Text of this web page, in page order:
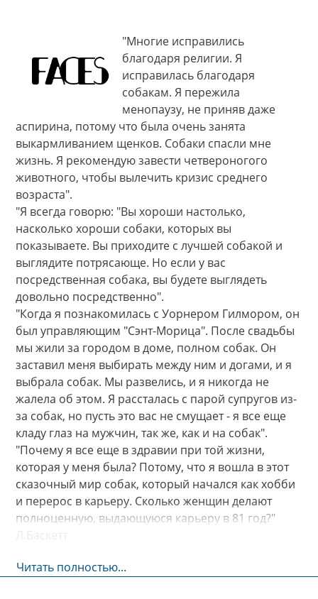
"Многие исправились
благодаря религии. Я
исправилась благодаря
собакам. Я пережила
менопаузу, не приняв даже
аспирина, потому что была очень занята
выкармливанием щенков. Собаки спасли мне
жизнь. Я рекомендую завести четвероногого
животного, чтобы вылечить кризис среднего
возраста".
"Я всегда говорю: "Вы хороши настолько,
насколько хороши собаки, которых вы
показываете. Вы приходите с лучшей собакой и
выглядите потрясающе. Но если у вас
посредственная собака, вы будете выглядеть
довольно посредственно".
"Когда я познакомилась с Уорнером Гилмором, он
был управляющим "Сэнт-Морица". После свадьбы
мы жили за городом в доме, полном собак. Он
заставил меня выбирать между ним и догами, и я
выбрала собак. Мы развелись, и я никогда не
жалела об этом. Я рассталась с парой супругов из-
за собак, но пусть это вас не смущает - я все еще
кладу глаз на мужчин, так же, как и на собак".
"Почему я все еще в здравии при той жизни,
которая у меня была? Потому, что я вошла в этот
сказочный мир собак, который начался как хобби
и перерос в карьеру. Сколько женщин делают
полноценную, выдающуюся карьеру в 81 год?"
Читать полностью...